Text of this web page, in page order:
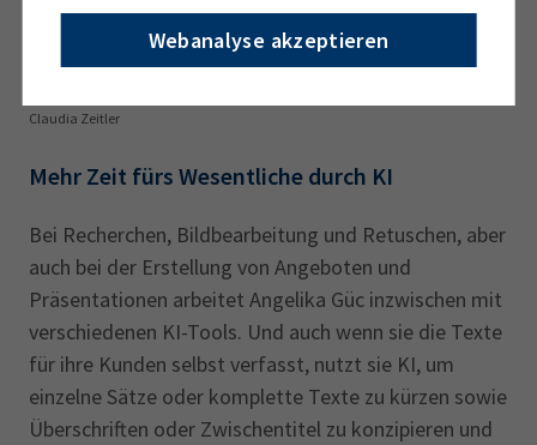
Webanalyse akzeptieren
Claudia Zeitler
Mehr Zeit fürs Wesentliche durch KI
Bei Recherchen, Bildbearbeitung und Retuschen, aber
auch bei der Erstellung von Angeboten und
Präsentationen arbeitet Angelika Güc inzwischen mit
verschiedenen KI-Tools. Und auch wenn sie die Texte
für ihre Kunden selbst verfasst, nutzt sie KI, um
einzelne Sätze oder komplette Texte zu kürzen sowie
Überschriften oder Zwischentitel zu konzipieren und